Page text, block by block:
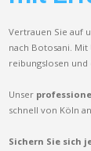
Vertrauen Sie auf
nach Botosani.
reibungslosen und
Unser
schnell von Köln
Sichern Sie sich